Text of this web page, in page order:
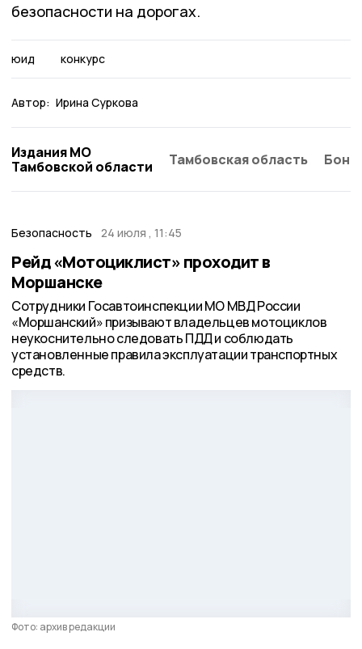
безопасности на дорогах.
юид конкурс
Автор: Ирина Суркова
Издания МО
Тамбовской области
Тамбовская область
Безопасность 24 июля , 11:45
Рейд «Мотоциклист» проходит в
Моршанске
Сотрудники Госавтоинспекции МО МВД России
«Моршанский» призывают владельцев мотоциклов
неукоснительно следовать ПДД и соблюдать
установленные правила эксплуатации транспортных
средств.
Фото: архив редакции